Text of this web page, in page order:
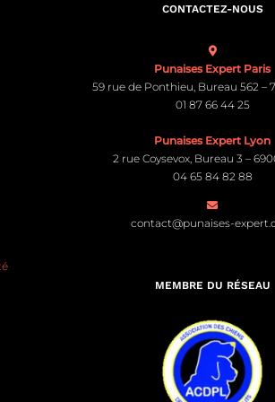
CONTACTEZ-NOUS
Punaises Expert Paris
59 rue de Ponthieu, Bureau 562 –
01 87 66 44 25
Punaises Expert Lyon
2 rue Coysevox, Bureau 3 –
04 65 84 82 88
contact@punaises-
MEMBRE DU RÉSEAU